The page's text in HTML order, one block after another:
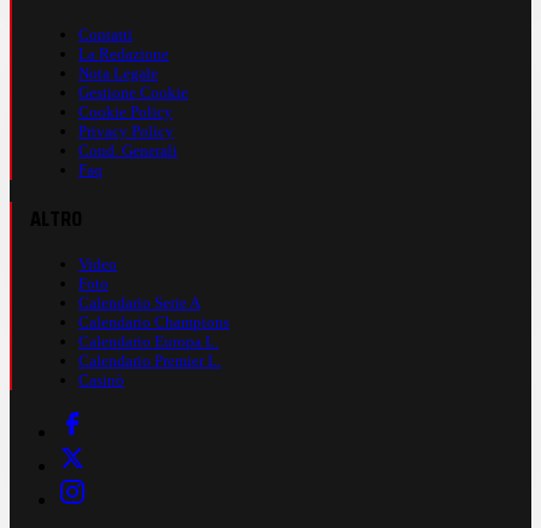
Contatti
La Redazione
Nota Legale
Gestione Cookie
Cookie Policy
Privacy Policy
Cond. Generali
Faq
Video
Foto
Calendario Serie A
Calendario Champions
Calendario Europa L.
Calendario Premier L.
Casinò